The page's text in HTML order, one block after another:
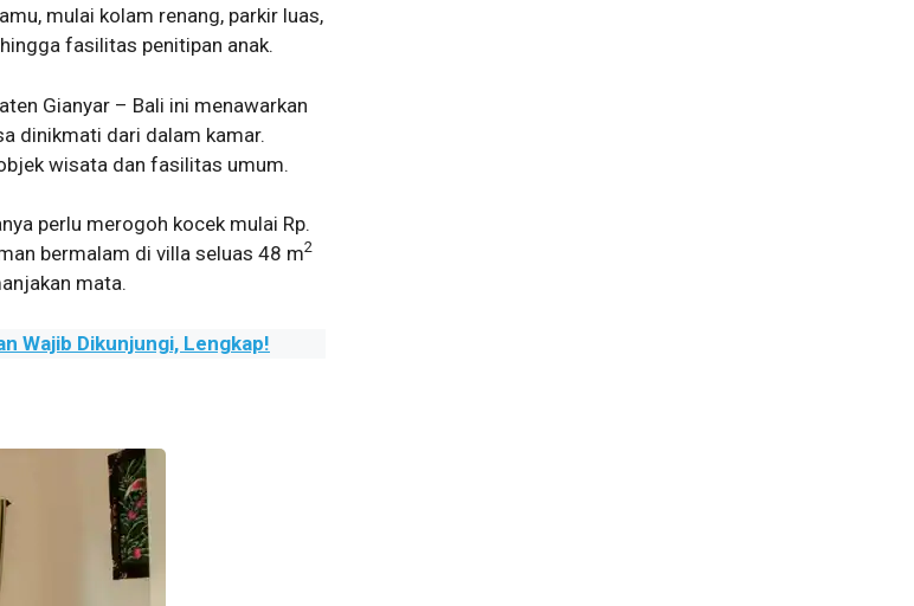
mulai kolam renang, parkir luas,
fasilitas penitipan anak.
Gianyar – Bali ini menawarkan
dinikmati dari dalam kamar.
wisata dan fasilitas umum.
perlu merogoh kocek mulai Rp.
bermalam di villa seluas 48 m2
mata.
Wajib Dikunjungi, Lengkap!